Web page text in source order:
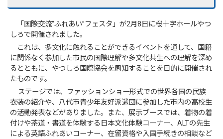
「国際交流“ふれあい”フェスタ」が2月8日に桜十字ホールやつ
しろで開催されました。
これは、多文化に触れることができるイベントを通して、国籍
に関係なく参加した市民の国際理解や多文化共生への理解を深め
るとともに、やつしろ国際協会を周知することを目的に開催され
たものです。
ステージでは、ファッションショー形式での世界各国の民族
衣装の紹介や、八代市青少年友好派遣団に参加した市内の高校生
の活動発表などがありました。また、展示ブースでは、着物の着
付けや茶道・書道を体験する日本文化体験コーナー、ALTの先生
による英語ふれあいコーナー、在留資格や入国手続きの相談など